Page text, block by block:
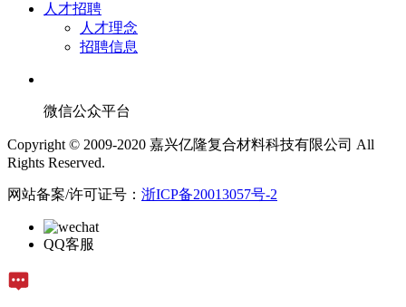
人才招聘
人才理念
招聘信息
微信公众平台
Copyright © 2009-2020 嘉兴亿隆复合材料科技有限公司 All
Rights Reserved.
网站备案/许可证号： 浙ICP备20013057号-2
QQ客服